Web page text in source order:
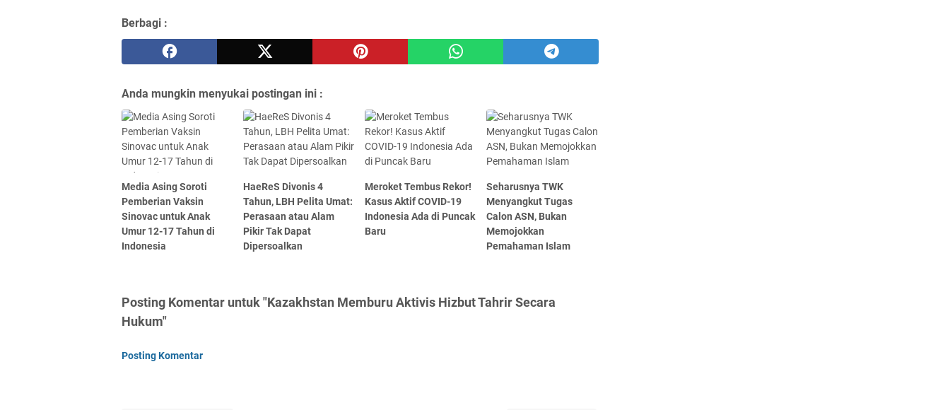
Berbagi :
Anda mungkin menyukai postingan ini :
Media Asing Soroti
Pemberian Vaksin
Sinovac untuk Anak
Umur 12-17 Tahun di
Indonesia
HaeReS Divonis 4
Tahun, LBH Pelita Umat:
Perasaan atau Alam
Pikir Tak Dapat
Dipersoalkan
Meroket Tembus Rekor!
Kasus Aktif COVID-19
Indonesia Ada di Puncak
Baru
Seharusnya TWK
Menyangkut Tugas
Calon ASN, Bukan
Memojokkan
Pemahaman Islam
Posting Komentar untuk "Kazakhstan Memburu Aktivis Hizbut Tahrir Secara
Hukum"
Posting Komentar